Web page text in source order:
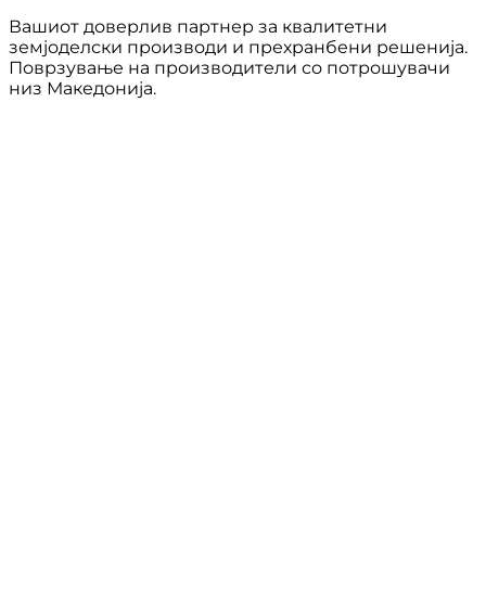
Вашиот доверлив партнер за квалитетни
земјоделски производи и прехранбени решенија.
Поврзување на производители со потрошувачи
низ Македонија.